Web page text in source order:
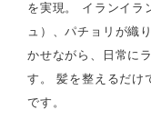
を実現。 イランイラ
ュ）、パチョリが織
かせながら、日常に
す。 髪を整えるだけ
です。